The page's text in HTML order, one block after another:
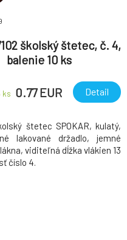
školský štetec, č. 4,
balenie 10 ks
ks 0.77 EUR Detail
štetec SPOKAR, kulatý,
lakované držadlo, jemné
viditeľná dĺžka vlákien 13
číslo 4.